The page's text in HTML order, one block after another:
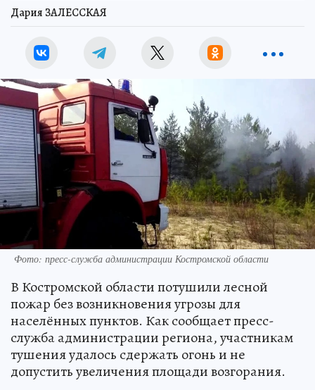
Дария ЗАЛЕССКАЯ
Фото: пресс-служба администрации Костромской области
В Костромской области потушили лесной
пожар без возникновения угрозы для
населённых пунктов. Как сообщает пресс-
служба администрации региона, участникам
тушения удалось сдержать огонь и не
допустить увеличения площади возгорания.